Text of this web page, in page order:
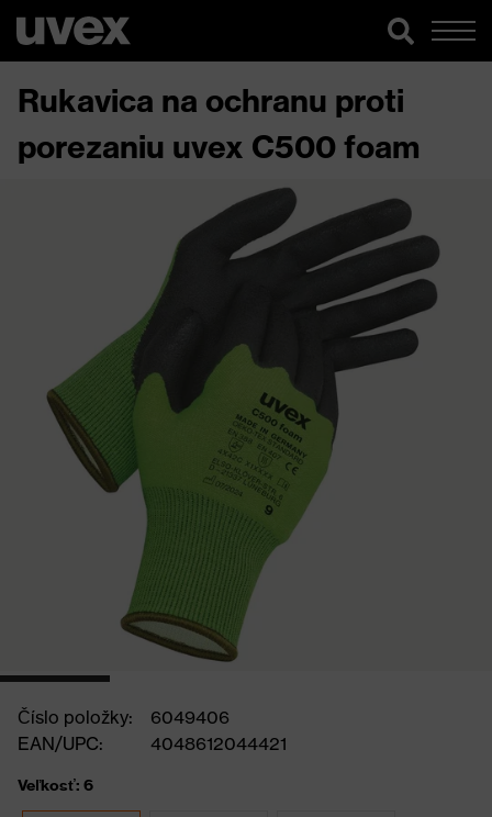
Rukavica na ochranu proti
porezaniu uvex C500 foam
Číslo položky:
6049406
EAN/UPC:
4048612044421
Veľkosť: 6